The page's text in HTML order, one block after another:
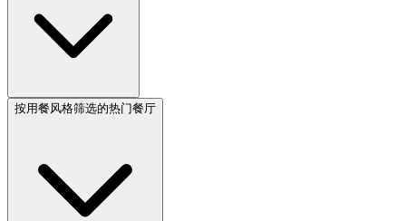
按用餐风格筛选的热门餐厅